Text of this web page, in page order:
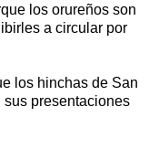
los orureños son
a circular por
los hinchas de San
presentaciones